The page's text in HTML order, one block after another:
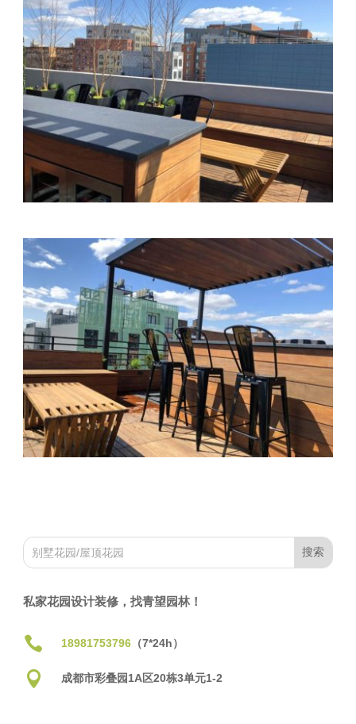
私家花园设计装修，找青望园林！
 18981753796（7*24h）
 成都市彩叠园1A区20栋3单元1-2